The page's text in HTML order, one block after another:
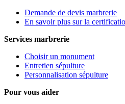
Demande de devis marbrerie
En savoir plus sur la
Services marbrerie
Choisir un monument
Entretien sépulture
Personnalisation sépulture
Pour vous aider